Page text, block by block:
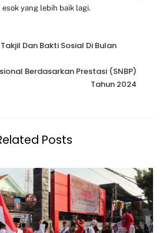
yang lebih baik lagi.
Dan Bakti Sosial Di Bulan
Berdasarkan Prestasi (SNBP)
Tahun 2024
Posts